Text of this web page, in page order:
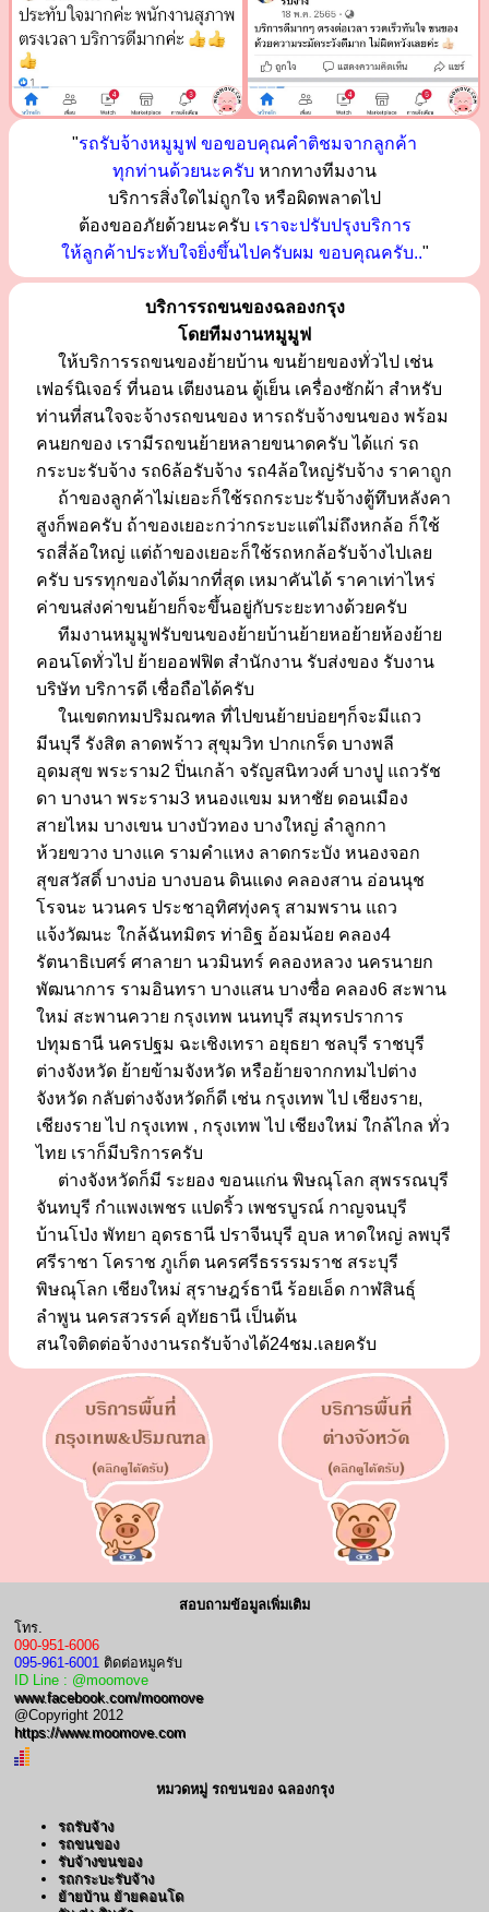
"รถรับจ้างหมูมูฟ ขอขอบคุณคำติชมจากลูกค้า
ทุกท่านด้วยนะครับ หากทางทีมงาน
บริการสิ่งใดไม่ถูกใจ หรือผิดพลาดไป
ต้องขออภัยด้วยนะครับ เราจะปรับปรุงบริการ
ให้ลูกค้าประทับใจยิ่งขึ้นไปครับผม ขอบคุณครับ.."
บริการรถขนของฉลองกรุง
โดยทีมงานหมูมูฟ
ให้บริการรถขนของย้ายบ้าน ขนย้ายของทั่วไป เช่น
เฟอร์นิเจอร์ ที่นอน เตียงนอน ตู้เย็น เครื่องซักผ้า สำหรับ
ท่านที่สนใจจะจ้างรถขนของ หารถรับจ้างขนของ พร้อม
คนยกของ เรามีรถขนย้ายหลายขนาดครับ ได้แก่ รถ
กระบะรับจ้าง รถ6ล้อรับจ้าง รถ4ล้อใหญ่รับจ้าง ราคาถูก
ถ้าของลูกค้าไม่เยอะก็ใช้รถกระบะรับจ้างตู้ทึบหลังคา
สูงก็พอครับ ถ้าของเยอะกว่ากระบะแต่ไม่ถึงหกล้อ ก็ใช้
รถสี่ล้อใหญ่ แต่ถ้าของเยอะก็ใช้รถหกล้อรับจ้างไปเลย
ครับ บรรทุกของได้มากที่สุด เหมาคันได้ ราคาเท่าไหร่
ค่าขนส่งค่าขนย้ายก็จะขึ้นอยู่กับระยะทางด้วยครับ
ทีมงานหมูมูฟรับขนของย้ายบ้านย้ายหอย้ายห้องย้าย
คอนโดทั่วไป ย้ายออฟฟิต สำนักงาน รับส่งของ รับงาน
บริษัท บริการดี เชื่อถือได้ครับ
ในเขตกทมปริมณฑล ที่ไปขนย้ายบ่อยๆก็จะมีแถว
มีนบุรี รังสิต ลาดพร้าว สุขุมวิท ปากเกร็ด บางพลี
อุดมสุข พระราม2 ปิ่นเกล้า จรัญสนิทวงศ์ บางปู แถวรัช
ดา บางนา พระราม3 หนองแขม มหาชัย ดอนเมือง
สายไหม บางเขน บางบัวทอง บางใหญ่ ลำลูกกา
ห้วยขวาง บางแค รามคำแหง ลาดกระบัง หนองจอก
สุขสวัสดิ์ บางบ่อ บางบอน ดินแดง คลองสาน อ่อนนุช
โรจนะ นวนคร ประชาอุทิศทุ่งครุ สามพราน แถว
แจ้งวัฒนะ ใกล้ฉันทมิตร ท่าอิฐ อ้อมน้อย คลอง4
รัตนาธิเบศร์ ศาลายา นวมินทร์ คลองหลวง นครนายก
พัฒนาการ รามอินทรา บางแสน บางซื่อ คลอง6 สะพาน
ใหม่ สะพานควาย กรุงเทพ นนทบุรี สมุทรปราการ
ปทุมธานี นครปฐม ฉะเชิงเทรา อยุธยา ชลบุรี ราชบุรี
ต่างจังหวัด ย้ายข้ามจังหวัด หรือย้ายจากกทมไปต่าง
จังหวัด กลับต่างจังหวัดก็ดี เช่น กรุงเทพ ไป เชียงราย,
เชียงราย ไป กรุงเทพ , กรุงเทพ ไป เชียงใหม่ ใกล้ไกล ทั่ว
ไทย เราก็มีบริการครับ
ต่างจังหวัดก็มี ระยอง ขอนแก่น พิษณุโลก สุพรรณบุรี
จันทบุรี กำแพงเพชร แปดริ้ว เพชรบูรณ์ กาญจนบุรี
บ้านโป่ง พัทยา อุดรธานี ปราจีนบุรี อุบล หาดใหญ่ ลพบุรี
ศรีราชา โคราช ภูเก็ต นครศรีธรรรมราช สระบุรี
พิษณุโลก เชียงใหม่ สุราษฎร์ธานี ร้อยเอ็ด กาฬสินธุ์
ลำพูน นครสวรรค์ อุทัยธานี เป็นต้น
สนใจติดต่อจ้างงานรถรับจ้างได้24ชม.เลยครับ
สอบถามข้อมูลเพิ่มเติม
โทร.
090-951-6006
095-961-6001 ติดต่อหมูครับ
ID Line : @moomove
www.facebook.com/moomove
@Copyright 2012
https://www.moomove.com
หมวดหมู่ รถขนของ ฉลองกรุง
รถรับจ้าง
รถขนของ
รับจ้างขนของ
รถกระบะรับจ้าง
ย้ายบ้าน ย้ายคอนโด